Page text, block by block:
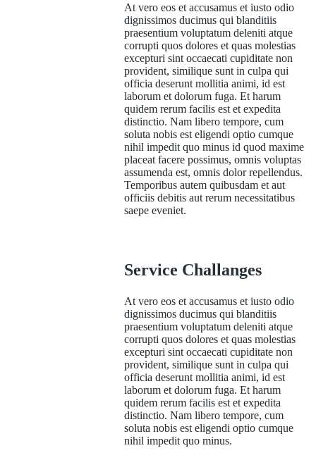
At vero eos et accusamus et iusto odio
dignissimos ducimus qui blanditiis
praesentium voluptatum deleniti atque
corrupti quos dolores et quas molestias
excepturi sint occaecati cupiditate non
provident, similique sunt in culpa qui
officia deserunt mollitia animi, id est
laborum et dolorum fuga. Et harum
quidem rerum facilis est et expedita
distinctio. Nam libero tempore, cum
soluta nobis est eligendi optio cumque
nihil impedit quo minus id quod maxime
placeat facere possimus, omnis voluptas
assumenda est, omnis dolor repellendus.
Temporibus autem quibusdam et aut
officiis debitis aut rerum necessitatibus
saepe eveniet.
Service Challanges
At vero eos et accusamus et iusto odio
dignissimos ducimus qui blanditiis
praesentium voluptatum deleniti atque
corrupti quos dolores et quas molestias
excepturi sint occaecati cupiditate non
provident, similique sunt in culpa qui
officia deserunt mollitia animi, id est
laborum et dolorum fuga. Et harum
quidem rerum facilis est et expedita
distinctio. Nam libero tempore, cum
soluta nobis est eligendi optio cumque
nihil impedit quo minus.